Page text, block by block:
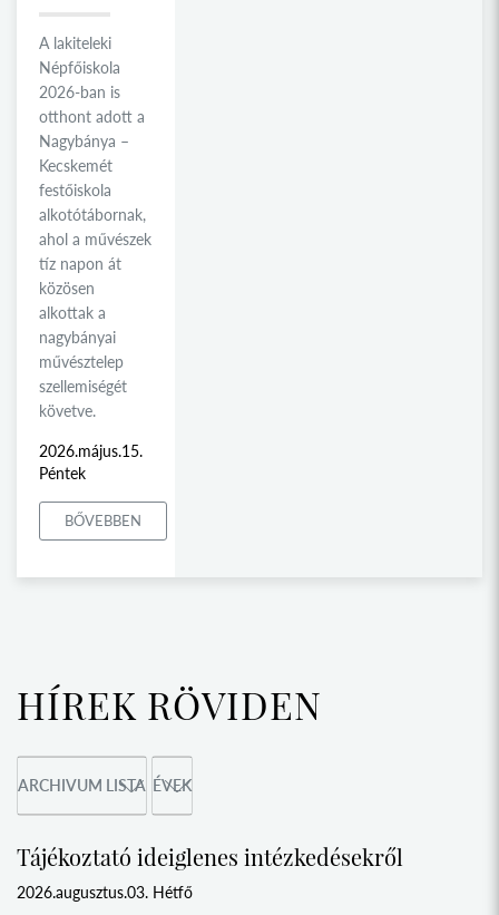
A lakiteleki
Népfőiskola
2026-ban is
otthont adott a
Nagybánya –
Kecskemét
festőiskola
alkotótábornak,
ahol a művészek
tíz napon át
közösen
alkottak a
nagybányai
művésztelep
szellemiségét
követve.
2026.május.15.
Péntek
BŐVEBBEN
HÍREK RÖVIDEN
ARCHIVUM LISTA ÉVEK
Tájékoztató ideiglenes intézkedésekről
2026.augusztus.03. Hétfő